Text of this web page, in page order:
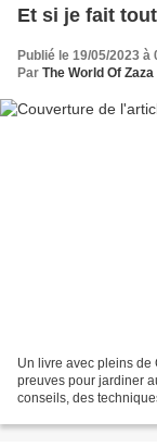
Et si je fait
Publié le 19/05/2023 à
Par The World Of Zaza
Un livre avec pleins de
preuves pour jardiner
conseils, des